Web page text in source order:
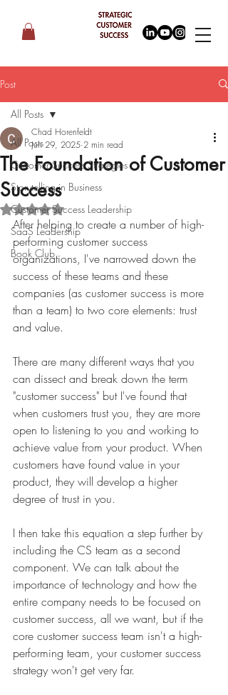
Post
All Posts
Customer Success Strategies
Storytelling in Business
Customer Success Leadership
SaaS Leadership
Book Club
All Posts
The Foundation of Customer
Success
Chad Horenfeldt
Jun 29, 2025 2 min read
Rated NaN out of 5 stars.
After helping to create a number of high-
performing customer success
organizations, I've narrowed down the
success of these teams and these
companies (as customer success is more
than a team) to two core elements: trust
and value.
There are many different ways that you
can dissect and break down the term
"customer success" but I've found that
when customers trust you, they are more
open to listening to you and working to
achieve value from your product. When
customers have found value in your
product, they will develop a higher
degree of trust in you.
I then take this equation a step further by
including the CS team as a second
component. We can talk about the
importance of technology and how the
entire company needs to be focused on
customer success, all we want, but if the
core customer success team isn't a high-
performing team, your customer success
strategy won't get very far.